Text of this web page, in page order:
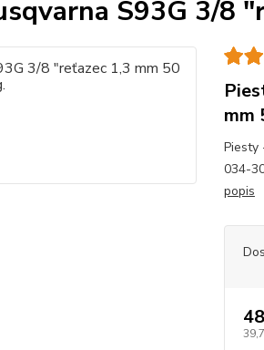
S93G 3/8
mm
Piesty
034-
popis